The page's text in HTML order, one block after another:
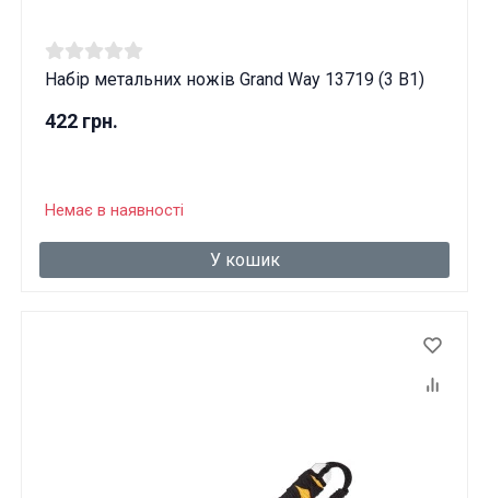
Набір метальних ножів Grand Way 13719 (3 В1)
422 грн.
Немає в наявності
У кошик